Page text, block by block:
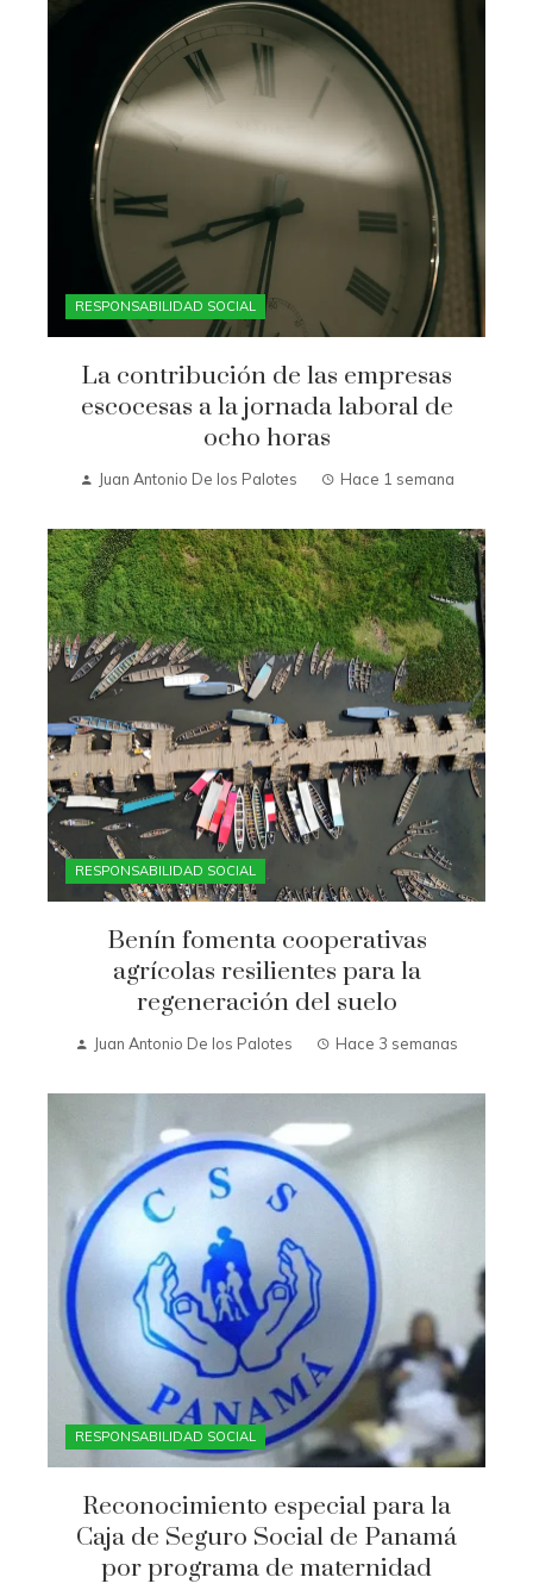
RESPONSABILIDAD SOCIAL
La contribución de las empresas
escocesas a la jornada laboral de
ocho horas
Juan Antonio De los Palotes Hace 1 semana
RESPONSABILIDAD SOCIAL
Benín fomenta cooperativas
agrícolas resilientes para la
regeneración del suelo
Juan Antonio De los Palotes Hace 3 semanas
RESPONSABILIDAD SOCIAL
Reconocimiento especial para la
Caja de Seguro Social de Panamá
por programa de maternidad